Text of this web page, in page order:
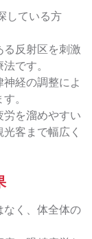
している方
る反射区を刺激
です。
経の調整によ
。
を溜めやすい
客まで幅広く
なく、体全体の